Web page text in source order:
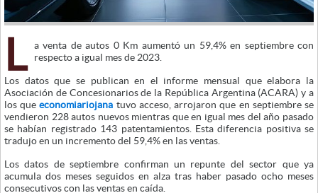
L
a venta de autos 0 Km aumentó un 59,4% en septiembre con
respecto a igual mes de 2023.
Los datos que se publican en el informe mensual que elabora la
Asociación de Concesionarios de la República Argentina (ACARA) y a
los queeconomiariojana tuvo acceso, arrojaron que en septiembre se
vendieron 228 autos nuevos mientras que en igual mes del año pasado
se habían registrado 143 patentamientos. Esta diferencia positiva se
tradujo en un incremento del 59,4% en las ventas.
Los datos de septiembre confirman un repunte del sector que ya
acumula dos meses seguidos en alza tras haber pasado ocho meses
consecutivos con las ventas en caída.